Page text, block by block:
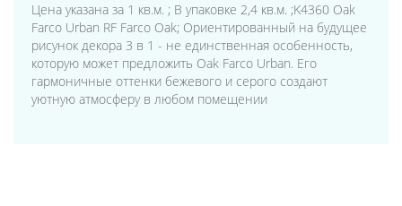
Цена указана за 1 кв.м. ; В упаковке 2,4 кв.м. ;K4360 Oak
Farco Urban RF Farco Oak; Ориентированный на будущее
рисунок декора 3 в 1 - не единственная особенность,
которую может предложить Oak Farco Urban. Его
гармоничные оттенки бежевого и серого создают
уютную атмосферу в любом помещении